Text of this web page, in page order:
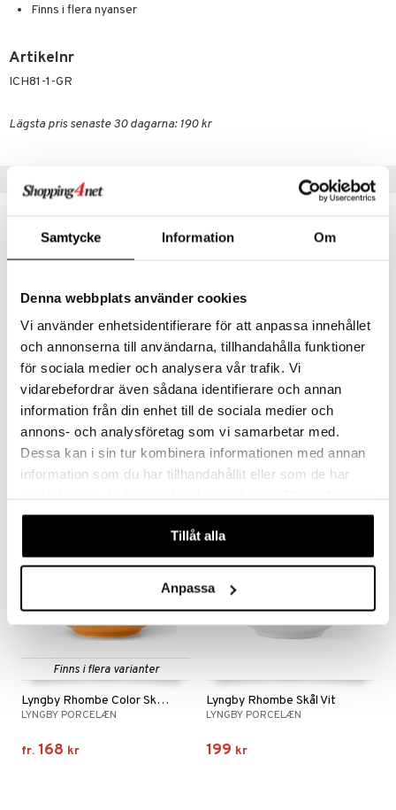
Samtycke Information Om
Denna webbplats använder cookies
Vi använder enhetsidentifierare för att anpassa innehållet
och annonserna till användarna, tillhandahålla funktioner
för sociala medier och analysera vår trafik. Vi
vidarebefordrar även sådana identifierare och annan
information från din enhet till de sociala medier och
annons- och analysföretag som vi samarbetar med.
Dessa kan i sin tur kombinera informationen med annan
information som du har tillhandahållit eller som de har
våra cookies vid fortsatt användande av vår webbplats.
Tillåt alla
Anpassa
Finns i flera nyanser
Artikelnr
ICH81-1-GR
Lägsta pris senaste 30 dagarna: 190 kr
Lyngby Rhombe Color Äggkopp
LYNGBY PORCELÆN
95 kr
Finns i flera varianter
LYNGBY PORCELÆN
fr.162 kr
Finns i flera varianter
Lyngby Rhombe Color Skål 11cm
LYNGBY PORCELÆN
fr. 168 kr
Lyngby Rhombe Skål Vit
LYNGBY PORCELÆN
199 kr